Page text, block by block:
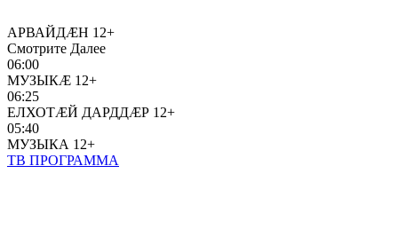
АРВАЙДÆН 12+
Смотрите Далее
06:00
МУЗЫКÆ 12+
06:25
ЕЛХОТÆЙ ДАРДДÆР 12+
05:40
МУЗЫКА 12+
ТВ ПРОГРАММА